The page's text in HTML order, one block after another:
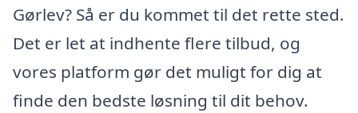
Gørlev? Så er du kommet til det rette sted.
Det er let at indhente flere tilbud, og
vores platform gør det muligt for dig at
finde den bedste løsning til dit behov.